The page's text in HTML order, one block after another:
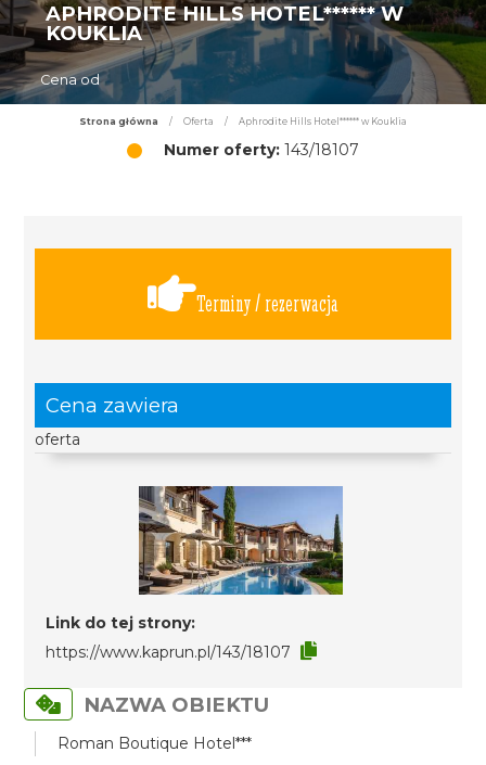
APHRODITE HILLS HOTEL****** W
KOUKLIA
Cena od
Strona główna / Oferta / Aphrodite Hills Hotel****** w Kouklia
Numer oferty: 143/18107
Terminy / rezerwacja
Cena zawiera
oferta
Link do tej strony:
https://www.kaprun.pl/143/18107
NAZWA OBIEKTU
Roman Boutique Hotel***